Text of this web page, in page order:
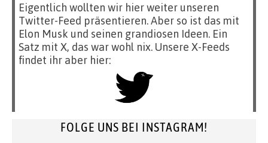
Eigentlich wollten wir hier weiter unseren
Twitter-Feed präsentieren. Aber so ist das mit
Elon Musk und seinen grandiosen Ideen. Ein
Satz mit X, das war wohl nix. Unsere X-Feeds
findet ihr aber hier:
FOLGE UNS BEI INSTAGRAM!